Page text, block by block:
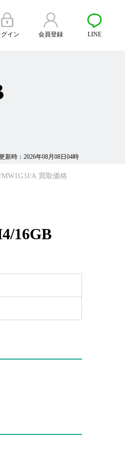
グイン 会員登録 LINE
新時：2026年08月08日04時
A 買取価格
16GB